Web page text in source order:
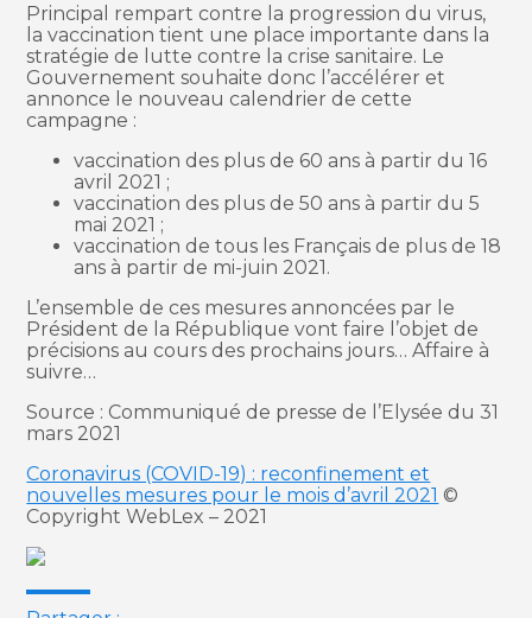
Principal rempart contre la progression du virus,
la vaccination tient une place importante dans la
stratégie de lutte contre la crise sanitaire. Le
Gouvernement souhaite donc l’accélérer et
annonce le nouveau calendrier de cette
campagne :
vaccination des plus de 60 ans à partir du 16
avril 2021 ;
vaccination des plus de 50 ans à partir du 5
mai 2021 ;
vaccination de tous les Français de plus de 18
ans à partir de mi-juin 2021.
L’ensemble de ces mesures annoncées par le
Président de la République vont faire l’objet de
précisions au cours des prochains jours… Affaire à
suivre…
Source : Communiqué de presse de l’Elysée du 31
mars 2021
Coronavirus (COVID-19) : reconfinement et
nouvelles mesures pour le mois d’avril 2021 ©
Copyright WebLex – 2021